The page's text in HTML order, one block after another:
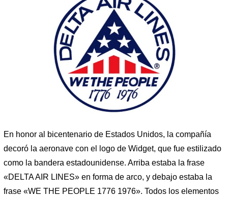
En honor al bicentenario de Estados Unidos, la compañía
decoró la aeronave con el logo de Widget, que fue estilizado
como la bandera estadounidense. Arriba estaba la frase
«DELTA AIR LINES» en forma de arco, y debajo estaba la
frase «WE THE PEOPLE 1776 1976». Todos los elementos